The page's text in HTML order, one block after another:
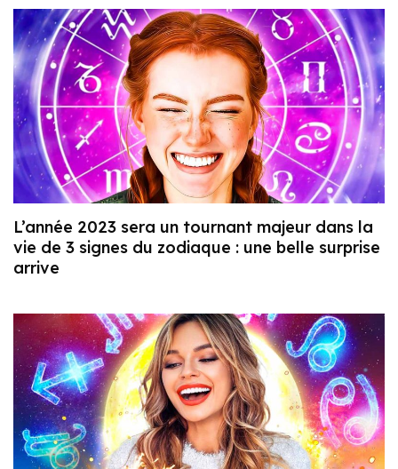
L’année 2023 sera un tournant majeur dans la
vie de 3 signes du zodiaque : une belle surprise
arrive